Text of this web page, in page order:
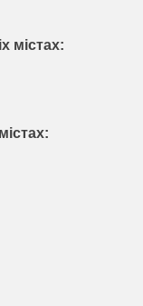
містах: